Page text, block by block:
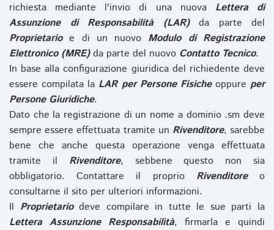
richiesta mediante l'invio di una nuova Lettera di
Assunzione di Responsabilità (LAR)da parte del
Proprietarioe di un nuovo Modulo di Registrazione
Elettronico (MRE)da parte del nuovo Contatto Tecnico.
In base alla configurazione giuridica del richiedente deve
essere compilata la LAR per Persone Fisicheoppure per
Persone Giuridiche.
Dato che la registrazione di un nome a dominio .sm deve
sempre essere effettuata tramite un Rivenditore, sarebbe
bene che anche questa operazione venga effettuata
tramite il Rivenditore, sebbene questo non sia
obbligatorio. Contattare il proprio Rivenditoreo
consultarne il sito per ulteriori informazioni.
Il Proprietariodeve compilare in tutte le sue parti la
Lettera Assunzione Responsabilità, firmarla e quindi